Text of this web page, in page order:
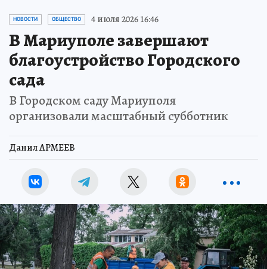
НОВОСТИ ОБЩЕСТВО 4 июля 2026 16:46
В Мариуполе завершают
благоустройство Городского
сада
В Городском саду Мариуполя
организовали масштабный субботник
Данил АРМЕЕВ